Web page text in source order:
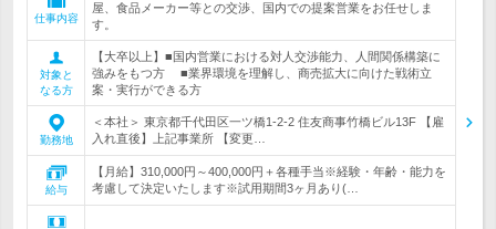
仕事内容
屋、食品メーカー等との交渉、国内での提案営業をお任せしま
す。
対象と
なる方
【大卒以上】■国内営業における対人交渉能力、人間関係構築に
強みをもつ方 ■業界環境を理解し、商売拡大に向けた戦術立
案・実行ができる方
勤務地
＜本社＞ 東京都千代田区一ツ橋1-2-2 住友商事竹橋ビル13F 【雇
入れ直後】上記事業所 【変更…
給与
【月給】310,000円～400,000円＋各種手当※経験・年齢・能力を
考慮して決定いたします※試用期間3ヶ月あり(…